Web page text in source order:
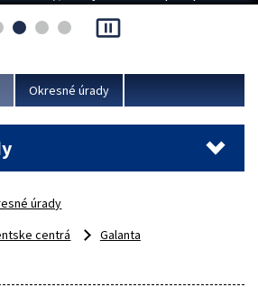
a Ministerstva vnútra SR.
pause_presentation
Okresné úrady
úrady
centrá
Galanta